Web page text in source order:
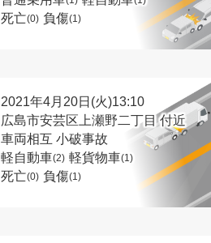
死亡(0) 負傷(1)
2021年4月20日(火)13:10
広島市安芸区上瀬野二丁目 付近
車両相互 小破事故
軽自動車(2) 軽貨物車(1)
死亡(0) 負傷(1)